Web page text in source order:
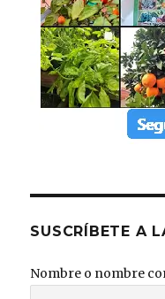
SUSCRÍBETE A
Nombre o nombre